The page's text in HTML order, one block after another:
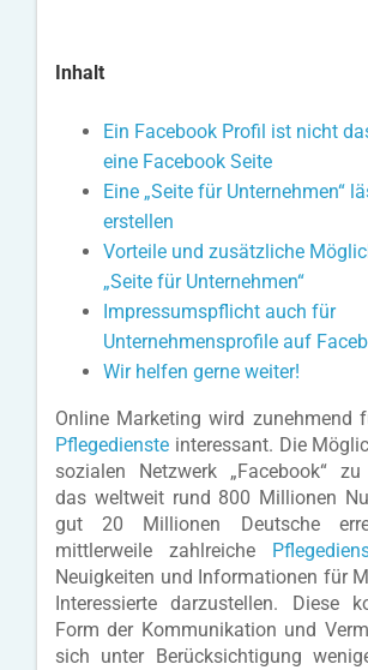
Inhalt
Ein Facebook Profil ist nicht
eine Facebook Seite
Eine „Seite für Unternehmen“
erstellen
Vorteile und zusätzliche
„Seite für Unternehmen“
Impressumspflicht auch für
Unternehmensprofile auf
Wir helfen gerne weiter!
Online Marketing wird zunehmend
Pflegedienste interessant. Die
sozialen Netzwerk „Facebook“ zu
das weltweit rund 800 Millionen
gut 20 Millionen Deutsche
mittlerweile zahlreiche
Neuigkeiten und Informationen für
Interessierte darzustellen. Diese
Form der Kommunikation und
sich unter Berücksichtigung